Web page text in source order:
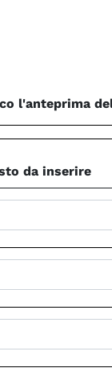
l'anteprima
da inserire